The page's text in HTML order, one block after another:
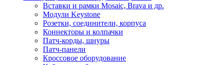
Вставки и рамки Mosaic, Brava и др.
Модули Keystone
Розетки, соединители, корпуса
Коннекторы и колпачки
Патч-корды, шнуры
Патч-панели
Кроссовое оборудование